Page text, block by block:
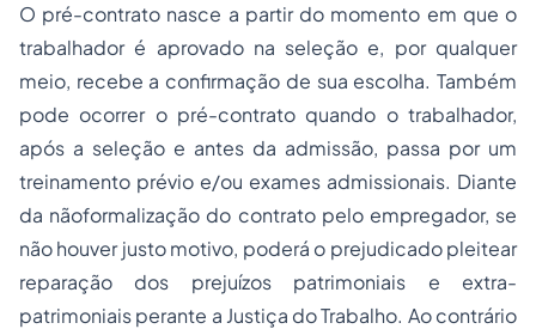
O pré-contrato nasce a partir do momento em que o
trabalhador é aprovado na seleção e, por qualquer
meio, recebe a confirmação de sua escolha. Também
pode ocorrer o pré-contrato quando o trabalhador,
após a seleção e antes da admissão, passa por um
treinamento prévio e/ou exames admissionais. Diante
da nãoformalização do contrato pelo empregador, se
não houver justo motivo, poderá o prejudicado pleitear
reparação dos prejuízos patrimoniais e extra-
patrimoniais perante a Justiça do Trabalho. Ao contrário